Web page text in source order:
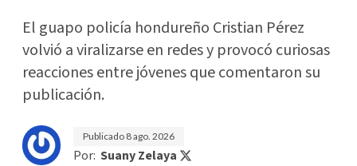
El guapo policía hondureño Cristian Pérez
volvió a viralizarse en redes y provocó curiosas
reacciones entre jóvenes que comentaron su
publicación.
Publicado 8 ago. 2026
Por: Suany Zelaya